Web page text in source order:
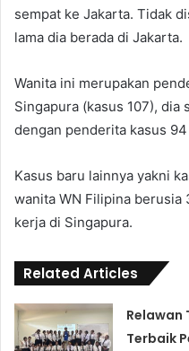
sempat ke Jakarta. Tidak
lama dia berada di Jakarta.
Wanita ini merupakan
Singapura (kasus 107),
dengan penderita kasus
Kasus baru lainnya yakni
wanita WN Filipina berusia
kerja di Singapura.
Related Articles
Relawan
Terbaik